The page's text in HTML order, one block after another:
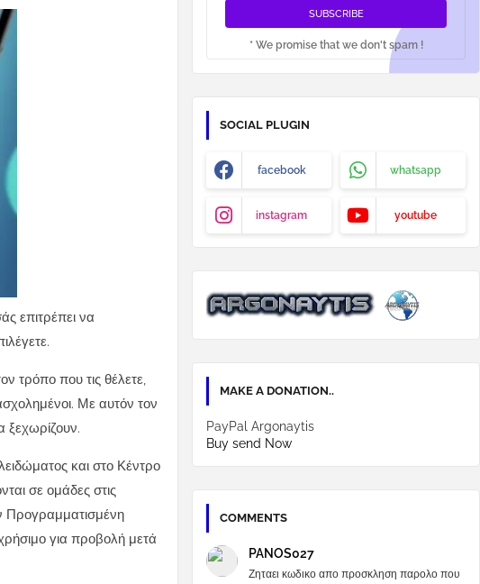
επιτρέπει να
τρόπο που τις θέλετε,
Με αυτόν τον
ξεχωρίζουν.
και στο Κέντρο
σε ομάδες στις
Προγραμματισμένη
για προβολή μετά
* We promise that we don't spam !
SOCIAL PLUGIN
facebook whatsapp
instagram youtube
MAKE A DONATION..
PayPal Argonaytis
Buy send Now
COMMENTS
PANOS027
Ζηταει κωδικο απο προσκληση παρολο που